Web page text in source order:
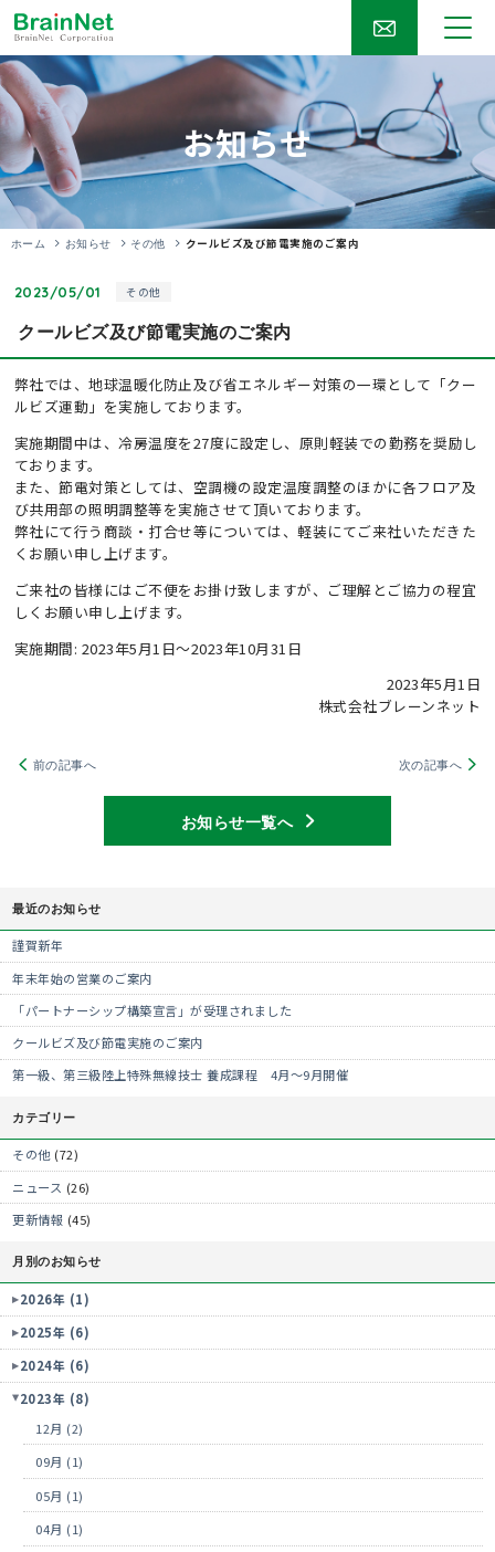
お知らせ
ホーム お知らせ その他 クールビズ及び節電実施のご案内
2023/05/01 その他
クールビズ及び節電実施のご案内
弊社では、地球温暖化防止及び省エネルギー対策の一環として「クー
ルビズ運動」を実施しております。
実施期間中は、冷房温度を27度に設定し、原則軽装での勤務を奨励し
ております。
また、節電対策としては、空調機の設定温度調整のほかに各フロア及
び共用部の照明調整等を実施させて頂いております。
弊社にて行う商談・打合せ等については、軽装にてご来社いただきた
くお願い申し上げます。
ご来社の皆様にはご不便をお掛け致しますが、ご理解とご協力の程宜
しくお願い申し上げます。
実施期間: 2023年5月1日～2023年10月31日
2023年5月1日
株式会社ブレーンネット
前の記事へ 次の記事へ
お知らせ一覧へ
最近のお知らせ
謹賀新年
年末年始の営業のご案内
「パートナーシップ構築宣言」が受理されました
クールビズ及び節電実施のご案内
第一級、第三級陸上特殊無線技士 養成課程 4月～9月開催
カテゴリー
その他(72)
ニュース (26)
更新情報 (45)
月別のお知らせ
2026年 (1)
2025年 (6)
2024年 (6)
2023年 (8)
12月 (2)
09月 (1)
05月 (1)
04月 (1)